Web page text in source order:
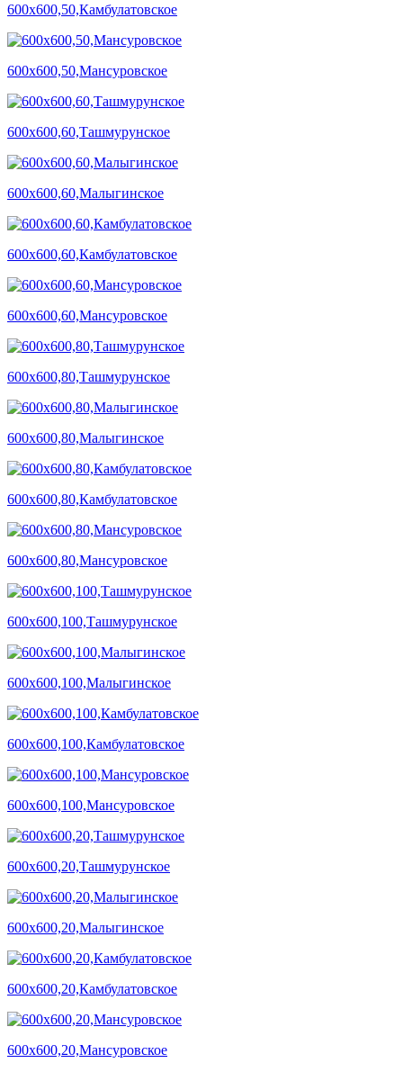
600х600,50,Камбулатовское
600х600,50,Мансуровское
600х600,60,Ташмурунское
600х600,60,Малыгинское
600х600,60,Камбулатовское
600х600,60,Мансуровское
600х600,80,Ташмурунское
600х600,80,Малыгинское
600х600,80,Камбулатовское
600х600,80,Мансуровское
600х600,100,Ташмурунское
600х600,100,Малыгинское
600х600,100,Камбулатовское
600х600,100,Мансуровское
600х600,20,Ташмурунское
600х600,20,Малыгинское
600х600,20,Камбулатовское
600х600,20,Мансуровское